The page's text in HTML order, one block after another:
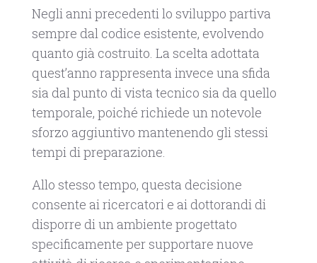
Negli anni precedenti lo sviluppo partiva
sempre dal codice esistente, evolvendo
quanto già costruito. La scelta adottata
quest’anno rappresenta invece una sfida
sia dal punto di vista tecnico sia da quello
temporale, poiché richiede un notevole
sforzo aggiuntivo mantenendo gli stessi
tempi di preparazione.
Allo stesso tempo, questa decisione
consente ai ricercatori e ai dottorandi di
disporre di un ambiente progettato
specificamente per supportare nuove